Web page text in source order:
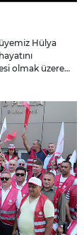
Hülya
olmak üzere